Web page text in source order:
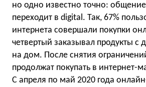
но одно известно точно:
переходит в digital. Так, 67%
интернета совершали покупки
четвертый заказывал продукты с
на дом. После снятия
продолжат покупать в интернет-
С апреля по май 2020 года